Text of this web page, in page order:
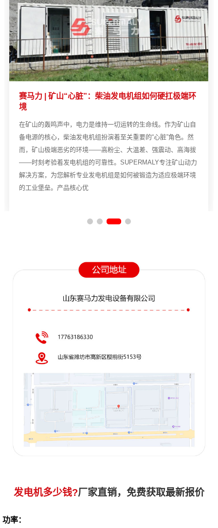
赛马力 | 矿山“心脏”：柴油发电机组如何硬扛极端环
境
在矿山的轰鸣声中，电力是维持一切运转的生命线。作为矿山自
备电源的核心，柴油发电机组扮演着至关重要的“心脏”角色。然
而，矿山极端恶劣的环境——高粉尘、大温差、强震动、高海拔
——时刻考验着发电机组的可靠性。SUPERMALY专注矿山动力
解决方案，为您解析专业发电机组是如何被锻造为适应极端环境
的工业堡垒。产品核心优
发电机多少钱?厂家直销，免费获取最新报价
功率：